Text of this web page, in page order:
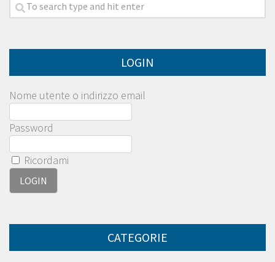
LOGIN
Nome utente o indirizzo email
Password
Ricordami
CATEGORIE